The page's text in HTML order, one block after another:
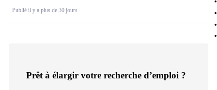
Publié il y a plus de 30 jours
Prêt à élargir votre recherche d’emploi ?